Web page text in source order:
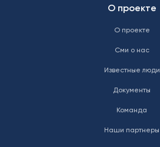
О проекте
О проекте
Сми о нас
Известные люди
Документы
Команда
Наши партнеры